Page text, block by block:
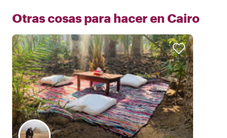
Otras cosas para hacer en Cairo